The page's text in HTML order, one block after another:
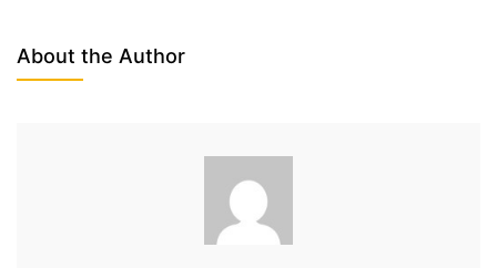
About the Author